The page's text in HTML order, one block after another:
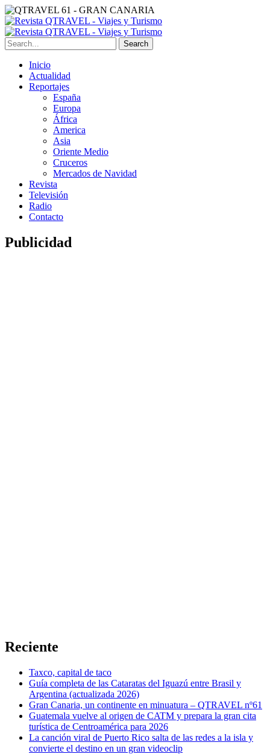
Search
Inicio
Actualidad
Reportajes
España
Europa
África
America
Asia
Oriente Medio
Cruceros
Mercados de Navidad
Revista
Televisión
Radio
Contacto
Publicidad
Reciente
Taxco, capital de taco
Guía completa de las Cataratas del Iguazú entre Brasil y
Argentina (actualizada 2026)
Gran Canaria, un continente en minuatura – QTRAVEL nº61
Guatemala vuelve al origen de CATM y prepara la gran cita
turística de Centroamérica para 2026
La canción viral de Puerto Rico salta de las redes a la isla y
convierte el destino en un gran videoclip